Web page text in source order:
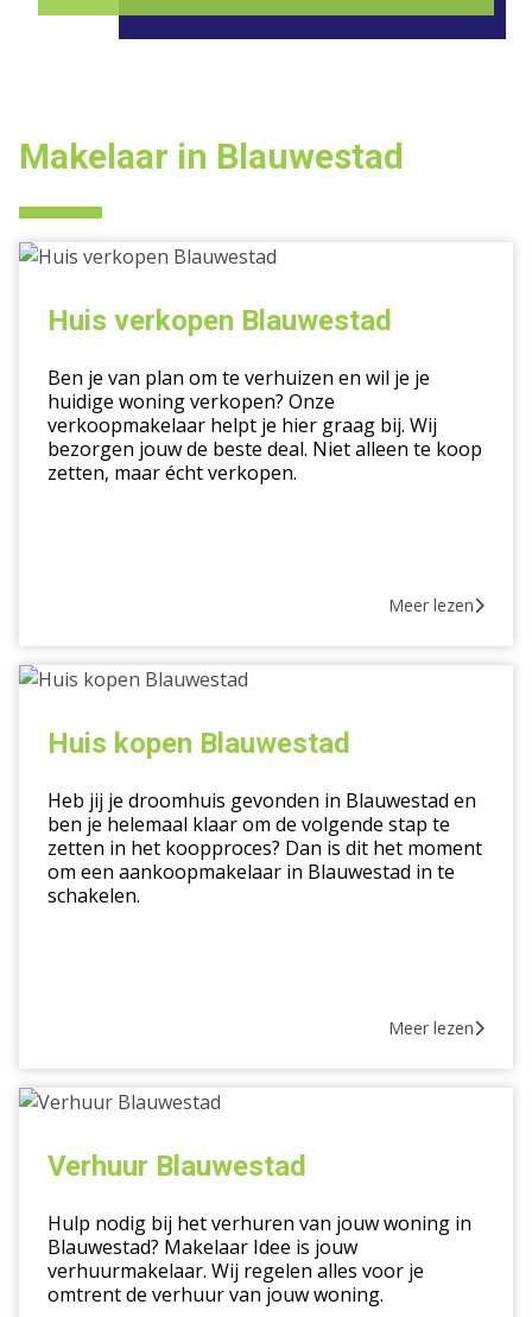
Makelaar in Blauwestad
Huis
Blauwestad
Huis verkopen Blauwestad
Ben je van plan om te verhuizen en wil je je
huidige woning verkopen? Onze
verkoopmakelaar helpt je hier graag bij. Wij
bezorgen jouw de beste deal. Niet alleen te koop
zetten, maar écht verkopen.
Meer lezen
Huis
Blauwestad
Huis kopen Blauwestad
Heb jij je droomhuis gevonden in Blauwestad en
ben je helemaal klaar om de volgende stap te
zetten in het koopproces? Dan is dit het moment
om een aankoopmakelaar in Blauwestad in te
schakelen.
Meer lezen
Verhuur
Verhuur Blauwestad
Hulp nodig bij het verhuren van jouw woning in
Blauwestad? Makelaar Idee is jouw
verhuurmakelaar. Wij regelen alles voor je
omtrent de verhuur van jouw woning.